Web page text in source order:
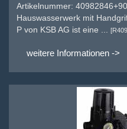
Artikelnummer:
Hauswasserwerk mit
P von KSB AG ist eine ...
weitere Informationen ->